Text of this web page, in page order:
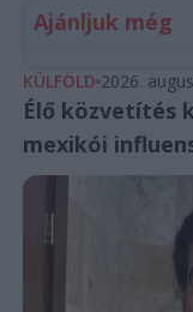
Ajánljuk még
KÜLFÖLD 2026.
Élő közvetítés
mexikói